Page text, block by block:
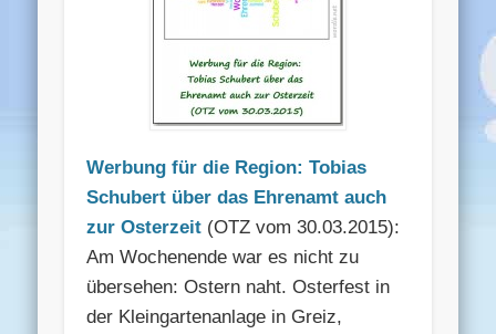
Werbung für die Region: Tobias
Schubert über das Ehrenamt auch
zur Osterzeit (OTZ vom 30.03.2015):
Am Wochenende war es nicht zu
übersehen: Ostern naht. Osterfest in
der Kleingartenanlage in Greiz,